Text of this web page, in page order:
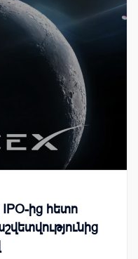
ից հետո